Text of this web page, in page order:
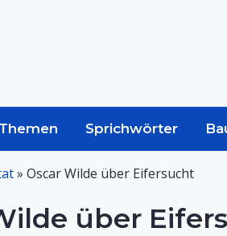
Themen Sprichwörter
» Oscar Wilde über Eifersucht
über